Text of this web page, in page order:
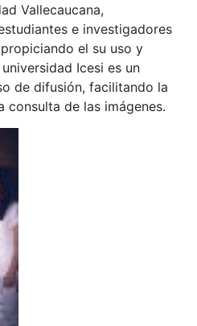
Vallecaucana,
e investigadores
el su uso y
Icesi es un
de difusión, facilitando la
de las imágenes.